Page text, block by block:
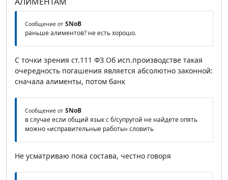
Сообщение от SNoB
раньше алиментов? не есть хорошо.
С точки зрения ст.111 ФЗ Об исп.производстве такая
очередность погашения является абсолютно законной:
сначала алименты, потом банк
Сообщение от SNoB
в случае если общий язык с б/супругой не найдете опять
можно «исправительные работы» словить
Не усматриваю пока состава, честно говоря